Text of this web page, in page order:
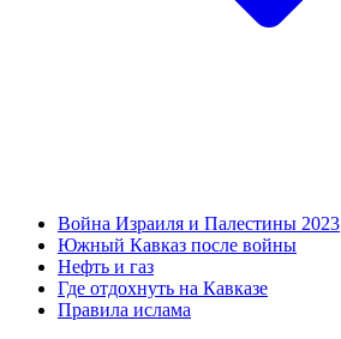
Война Израиля и Палестины 2023
Южный Кавказ после войны
Нефть и газ
Где отдохнуть на Кавказе
Правила ислама